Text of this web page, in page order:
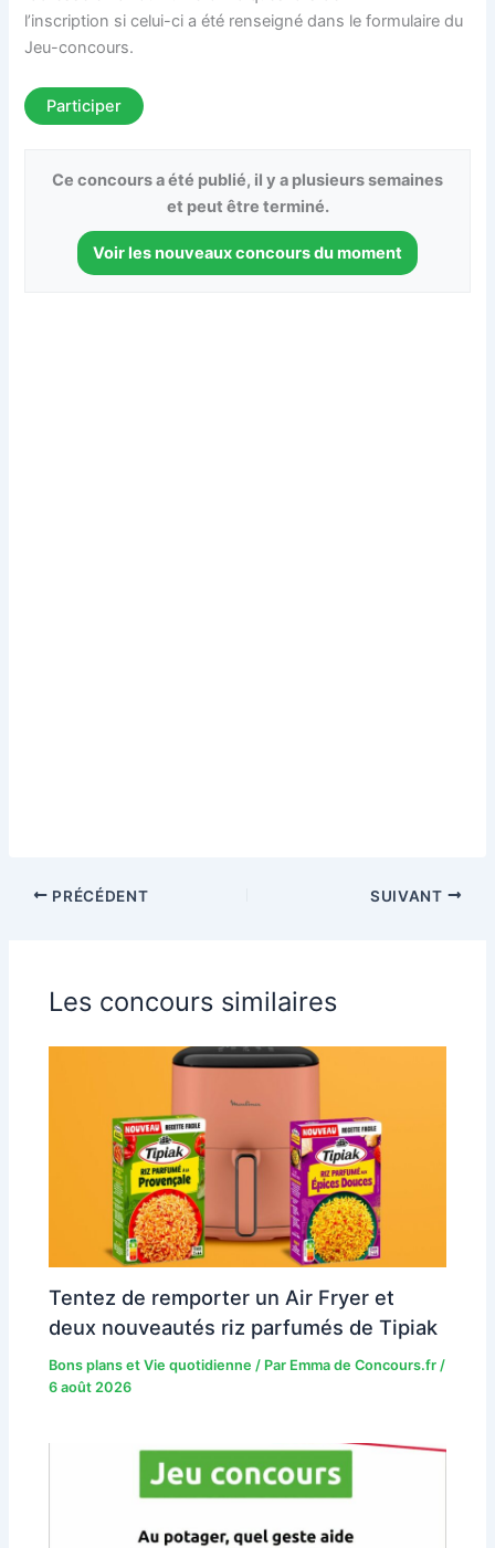
l’inscription si celui-ci a été renseigné dans le formulaire du
Jeu-concours.
Participer
Ce concours a été publié, il y a plusieurs semaines
et peut être terminé.
Voir les nouveaux concours du moment
PRÉCÉDENT SUIVANT
Les concours similaires
Tentez de remporter un Air Fryer et
deux nouveautés riz parfumés de Tipiak
Bons plans et Vie quotidienne / Par Emma de Concours.fr/
6 août 2026